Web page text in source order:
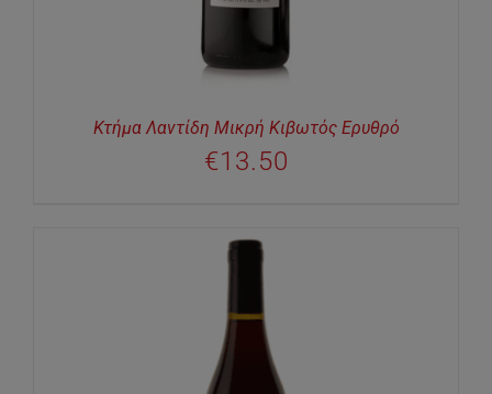
Κτήμα Λαντίδη Μικρή Κιβωτός Ερυθρό
€13.50